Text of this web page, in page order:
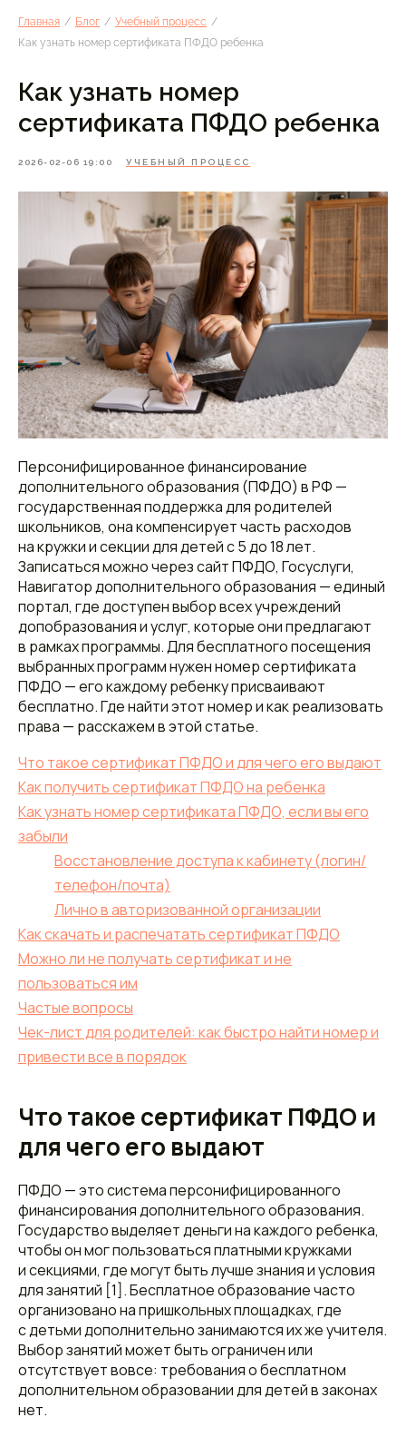
Главная / Блог / Учебный процесс /
Как узнать номер сертификата ПФДО ребенка
Как узнать номер
сертификата ПФДО ребенка
2026-02-06 19:00 УЧЕБНЫЙ ПРОЦЕСС
Персонифицированное финансирование
дополнительного образования (ПФДО) в РФ —
государственная поддержка для родителей
школьников, она компенсирует часть расходов
на кружки и секции для детей с 5 до 18 лет.
Записаться можно через сайт ПФДО, Госуслуги,
Навигатор дополнительного образования — единый
портал, где доступен выбор всех учреждений
допобразования и услуг, которые они предлагают
в рамках программы. Для бесплатного посещения
выбранных программ нужен номер сертификата
ПФДО — его каждому ребенку присваивают
бесплатно. Где найти этот номер и как реализовать
права — расскажем в этой статье.
Что такое сертификат ПФДО и для чего его выдают
Как получить сертификат ПФДО на ребенка
Как узнать номер сертификата ПФДО, если вы его
забыли
Восстановление доступа к кабинету (логин/
телефон/почта)
Лично в авторизованной организации
Как скачать и распечатать сертификат ПФДО
Можно ли не получать сертификат и не
пользоваться им
Частые вопросы
Чек-лист для родителей: как быстро найти номер и
привести все в порядок
Что такое сертификат ПФДО и
для чего его выдают
ПФДО — это система персонифицированного
финансирования дополнительного образования.
Государство выделяет деньги на каждого ребенка,
чтобы он мог пользоваться платными кружками
и секциями, где могут быть лучше знания и условия
для занятий [1]. Бесплатное образование часто
организовано на пришкольных площадках, где
с детьми дополнительно занимаются их же учителя.
Выбор занятий может быть ограничен или
отсутствует вовсе: требования о бесплатном
дополнительном образовании для детей в законах
нет.